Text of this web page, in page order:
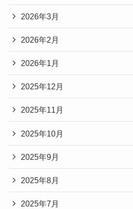
2026年3月
2026年2月
2026年1月
2025年12月
2025年11月
2025年10月
2025年9月
2025年8月
2025年7月